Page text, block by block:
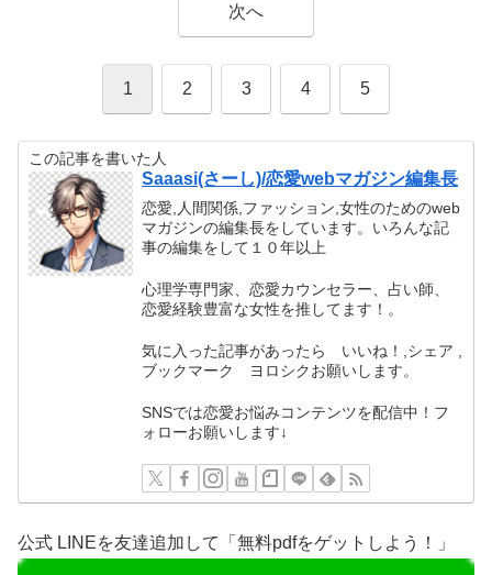
次へ
1 2 3 4 5
この記事を書いた人
Saaasi(さーし)/恋愛webマガジン編集長
恋愛,人間関係,ファッション,女性のためのweb
マガジンの編集長をしています。いろんな記
事の編集をして１０年以上
心理学専門家、恋愛カウンセラー、占い師、
恋愛経験豊富な女性を推してます！。
気に入った記事があったら いいね！,シェア ,
ブックマーク ヨロシクお願いします。
SNSでは恋愛お悩みコンテンツを配信中！フ
ォローお願いします↓
公式 LINEを友達追加して「無料pdfをゲットしよう！」